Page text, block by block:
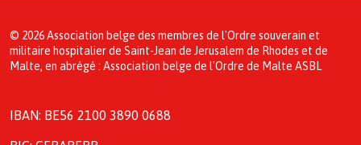
© 2026 Association belge des membres de l'Ordre souverain et
militaire hospitalier de Saint-Jean de Jerusalem de Rhodes et de
Malte, en abrégé : Association belge de l'Ordre de Malte ASBL
IBAN: BE56 2100 3890 0688